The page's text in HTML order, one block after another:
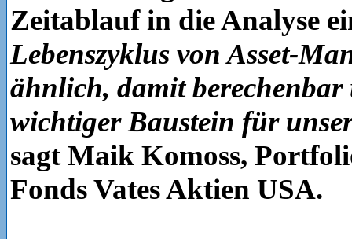
Zeitablauf in die Analyse
Lebenszyklus von Asset-
ähnlich, damit berechenbar
wichtiger Baustein für
sagt Maik Komoss,
Fonds Vates Aktien USA.